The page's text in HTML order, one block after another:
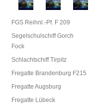
FGS Reihnl.-Pf. F 209
Segelschulschiff Gorch
Fock
Schlachtschiff Tirpitz
Fregatte Brandenburg F215
Fregatte Augsburg
Fregatte Lübeck